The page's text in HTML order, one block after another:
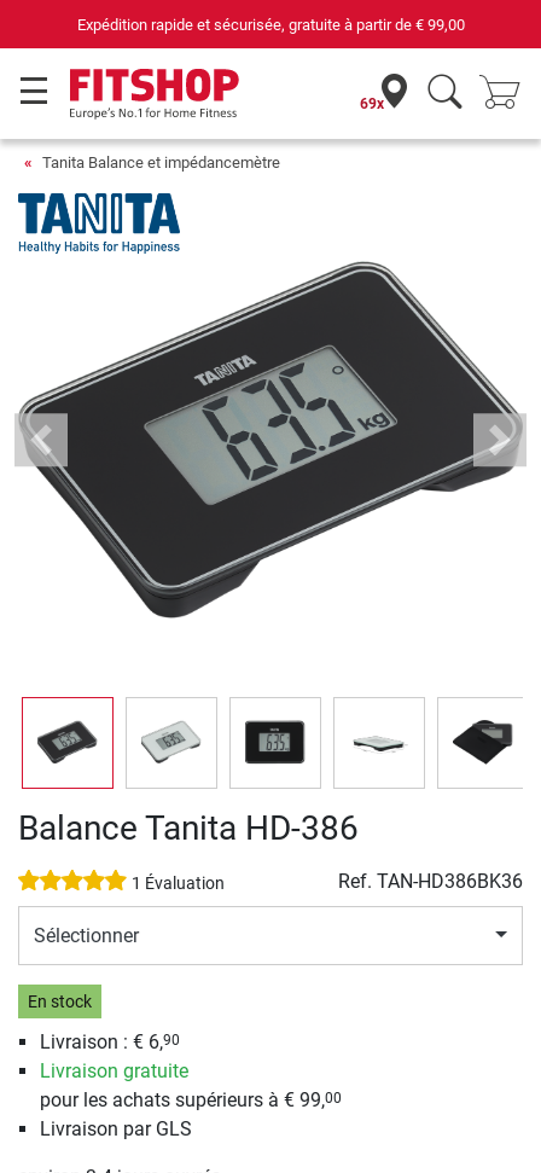
Expédition rapide et sécurisée, gratuite à partir de€ 99,00
69x
Tanita Balance et impédancemètre
Previous Next
Balance Tanita HD-386
1 Évaluation Ref. TAN-HD386BK36
Sélectionner
En stock
Livraison : € 6,90
Livraison gratuite
pour les achats supérieurs à € 99,00
Livraison par GLS